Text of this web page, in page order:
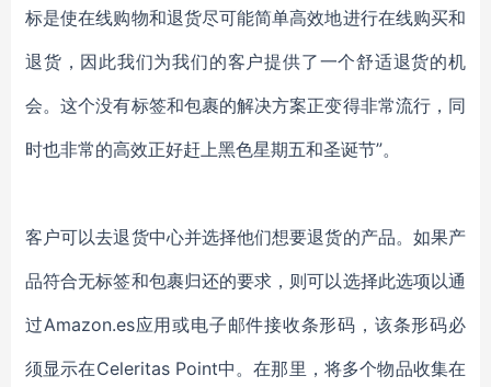
标是使在线购物和退货尽可能简单高效地进行在线购买和
退货，因此我们为我们的客户提供了一个舒适退货的机
会。这个没有标签和包裹的解决方案正变得非常流行，同
时也非常的高效正好赶上黑色星期五和圣诞节”。
客户可以去退货中心并选择他们想要退货的产品。如果产
品符合无标签和包裹归还的要求，则可以选择此选项以通
过Amazon.es应用或电子邮件接收条形码，该条形码必
须显示在Celeritas Point中。在那里，将多个物品收集在